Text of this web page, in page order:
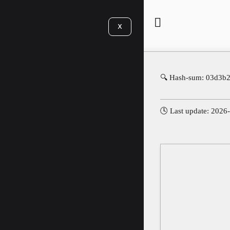
X
🔍 Hash-sum:
🕓 Last update: